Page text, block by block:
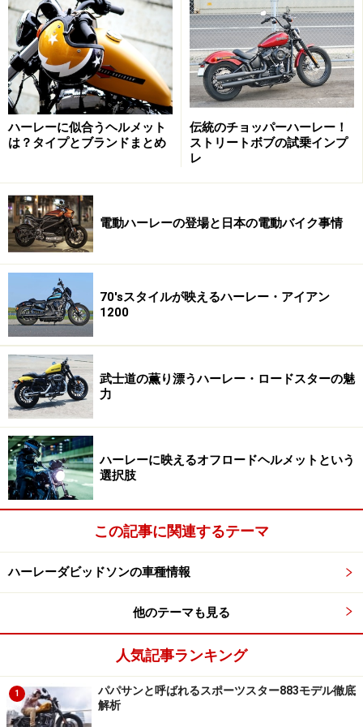
す。
トランプ オリジナルのフルチタンマフラーにバックステッ
プ、シートを備え、さらにタンクをローマウント加工しレー
シーなシルエットを実現
突き上げたメガホンマフラーにバックステップといった
レーシーなディテールもさることながら、実は見どころ
となるのは車体のシルエット。ハーレーの美しさはタン
クからリアエンドにかけてのラインだと言われるのです
が、より低く、より流麗に魅せるため、タンクをローマ
ウント加工し、さらにオリジナルのカフェスタイルシー
トと組み合わせることでベースモデル以上の美しさを引
き出しているのです。
トランプ版ロードスター レフトビュー
ストリートレーサーとしてのキャラクターはそのまま
に、無駄を取り除いて引き締まったボディを手に入れた
一台。ロードスターにふさわしいカスタムメニューの集
［手がけたショップ］
カフェスタイルを極めた［シュアショッ
ハーレーに似合うヘルメット
は？タイプとブランドまとめ
伝統のチョッパーハーレー！
ストリートボブの試乗インプ
レ
電動ハーレーの登場と日本の電動バイク事情
70'sスタイルが映えるハーレー・アイアン
1200
武士道の薫り漂うハーレー・ロードスターの魅
力
ハーレーに映えるオフロードヘルメットという
選択肢
この記事に関連するテーマ
ハーレーダビッドソンの車種情報
他のテーマも見る
人気記事ランキング
1
パパサンと呼ばれるスポーツスター883モデル徹底
解析